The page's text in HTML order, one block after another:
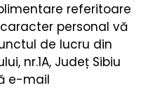
referitoare
personal vă
de lucru din
nr.1A, Județ Sibiu
e-mail